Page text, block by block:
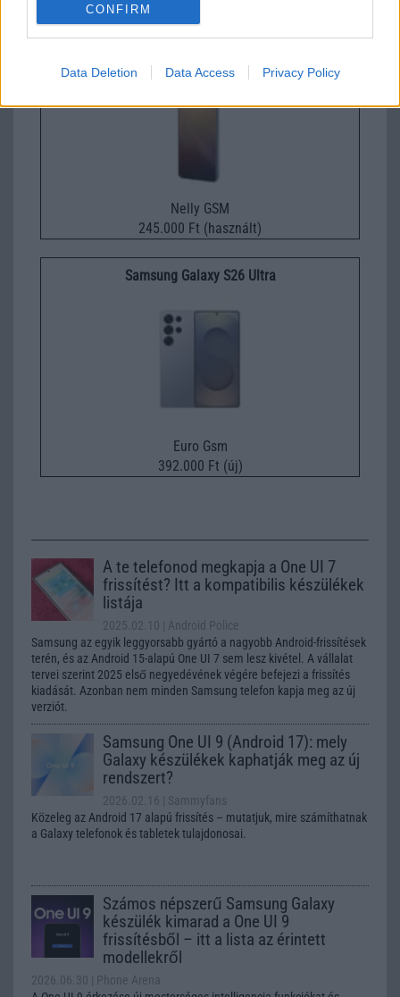
CONFIRM
Data Deletion Data Access Privacy Policy
Samsung Galaxy S25 Ultra
Nelly GSM
245.000 Ft (használt)
Samsung Galaxy S26 Ultra
Euro Gsm
392.000 Ft (új)
A te telefonod megkapja a One UI 7
frissítést? Itt a kompatibilis készülékek
listája
2025.02.10
| Android Police
Samsung az egyik leggyorsabb gyártó a nagyobb Android-frissítések
terén, és az Android 15-alapú One UI 7 sem lesz kivétel. A vállalat
tervei szerint 2025 első negyedévének végére befejezi a frissítés
kiadását. Azonban nem minden Samsung telefon kapja meg az új
verziót.
Samsung One UI 9 (Android 17): mely
Galaxy készülékek kaphatják meg az új
rendszert?
2026.02.16
| Sammyfans
Közeleg az Android 17 alapú frissítés – mutatjuk, mire számíthatnak
a Galaxy telefonok és tabletek tulajdonosai.
Számos népszerű Samsung Galaxy
készülék kimarad a One UI 9
frissítésből – itt a lista az érintett
modellekről
2026.06.30
| Phone Arena